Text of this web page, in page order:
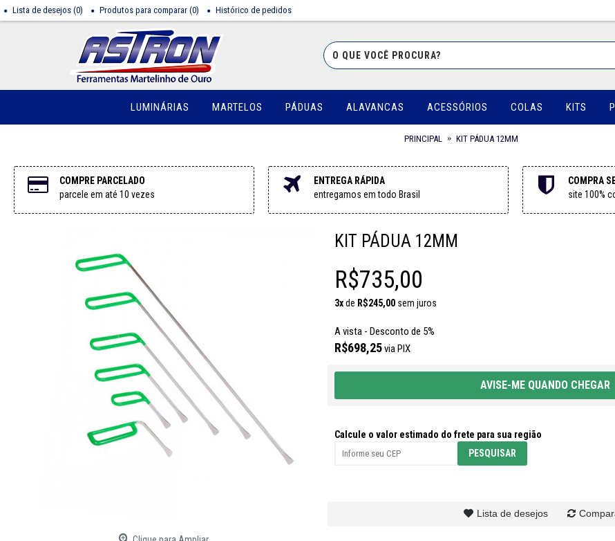
Lista de desejos (0) Produtos para comparar (0) Histórico de pedidos
LUMINÁRIAS MARTELOS PÁDUAS ALAVANCAS ACESSÓRIOS COLAS KITS
PRINCIPAL KIT PÁDUA 12MM
COMPRE PARCELADO
parcele em até 10 vezes
ENTREGA RÁPIDA
entregamos em todo Brasil
COMPRA
site 100%
KIT PÁDUA 12MM
R$735,00
3xde R$245,00sem juros
A vista - Desconto de 5%
R$698,25via PIX
AVISE-ME QUANDO CHEGAR
Calcule o valor estimado do frete para sua região
Lista de desejos